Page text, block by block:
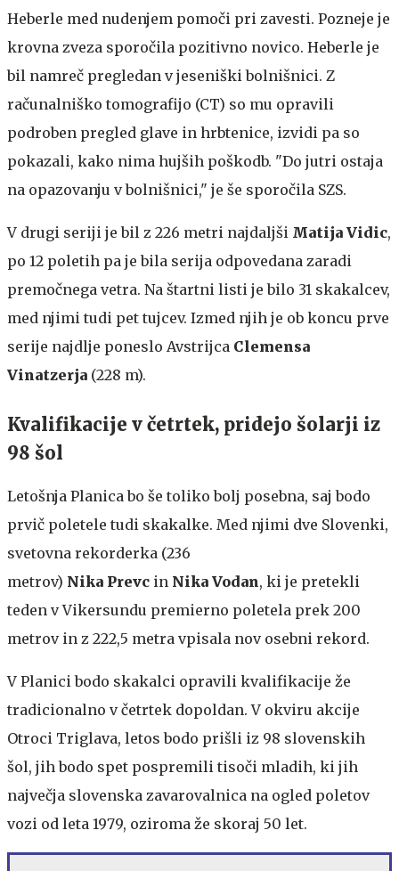
Heberle med nudenjem pomoči pri zavesti. Pozneje je
krovna zveza sporočila pozitivno novico. Heberle je
bil namreč pregledan v jeseniški bolnišnici. Z
računalniško tomografijo (CT) so mu opravili
podroben pregled glave in hrbtenice, izvidi pa so
pokazali, kako nima hujših poškodb. "Do jutri ostaja
na opazovanju v bolnišnici," je še sporočila SZS.
V drugi seriji je bil z 226 metri najdaljši Matija Vidic,
po 12 poletih pa je bila serija odpovedana zaradi
premočnega vetra. Na štartni listi je bilo 31 skakalcev,
med njimi tudi pet tujcev. Izmed njih je ob koncu prve
serije najdlje poneslo Avstrijca Clemensa
Vinatzerja (228 m).
Kvalifikacije v četrtek, pridejo šolarji iz
98 šol
Letošnja Planica bo še toliko bolj posebna, saj bodo
prvič poletele tudi skakalke. Med njimi dve Slovenki,
svetovna rekorderka (236
metrov) Nika Prevc in Nika Vodan, ki je pretekli
teden v Vikersundu premierno poletela prek 200
metrov in z 222,5 metra vpisala nov osebni rekord.
V Planici bodo skakalci opravili kvalifikacije že
tradicionalno v četrtek dopoldan. V okviru akcije
Otroci Triglava, letos bodo prišli iz 98 slovenskih
šol, jih bodo spet pospremili tisoči mladih, ki jih
največja slovenska zavarovalnica na ogled poletov
vozi od leta 1979, oziroma že skoraj 50 let.